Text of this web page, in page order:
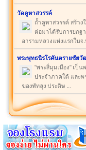
วัดคูหาสวรรค์
ถ้ำคูหาสวรรค์ สร้าง
ต่อมาได้รับการยกฐ
อารามหลวงแห่งแรกในจ.
พระพุทธนิรโรคันตรายชัย
"พระสี่มุมเมือง" เป็น
ประจำภาคใต้ และพ
ของพัทลุง ประดิษ ...